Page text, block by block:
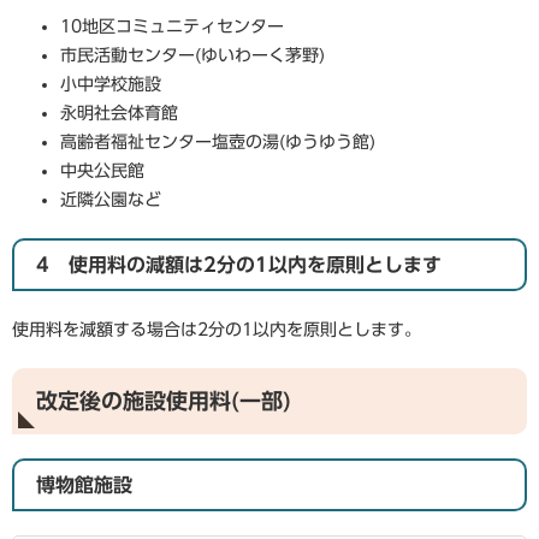
10地区コミュニティセンター
市民活動センター(ゆいわーく茅野)
小中学校施設
永明社会体育館
高齢者福祉センター塩壺の湯(ゆうゆう館)
中央公民館
近隣公園など
4 使用料の減額は2分の1以内を原則とします
使用料を減額する場合は2分の1以内を原則とします。
改定後の施設使用料(一部)
博物館施設